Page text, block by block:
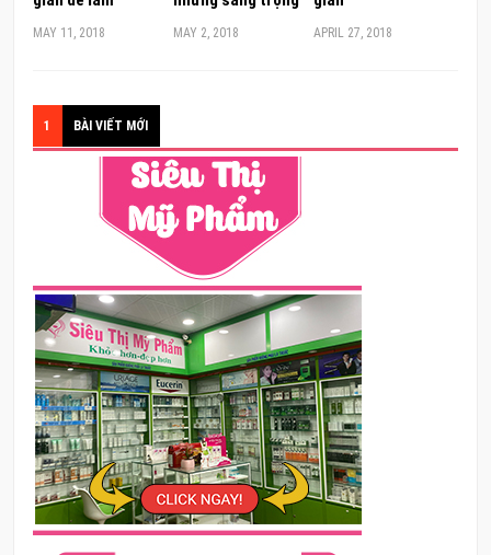
MAY 11, 2018 MAY 2, 2018 APRIL 27, 2018
1 BÀI VIẾT MỚI